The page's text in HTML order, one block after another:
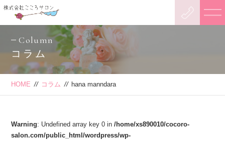
Column
コラム
HOME // コラム // hana manndara
Warning: Undefined array key 0 in/home/xs890010/cocoro-
salon.com/public_html/wordpress/wp-